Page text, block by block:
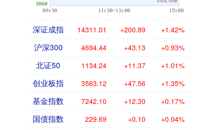
深证成指 14311.01 +200.89 +1.42%
沪深300 4694.44 +43.13 +0.93%
北证50 1134.24 +11.37 +1.01%
创业板指 3563.12 +47.56 +1.35%
基金指数 7242.10 +12.30 +0.17%
国债指数 229.69 +0.10 +0.04%